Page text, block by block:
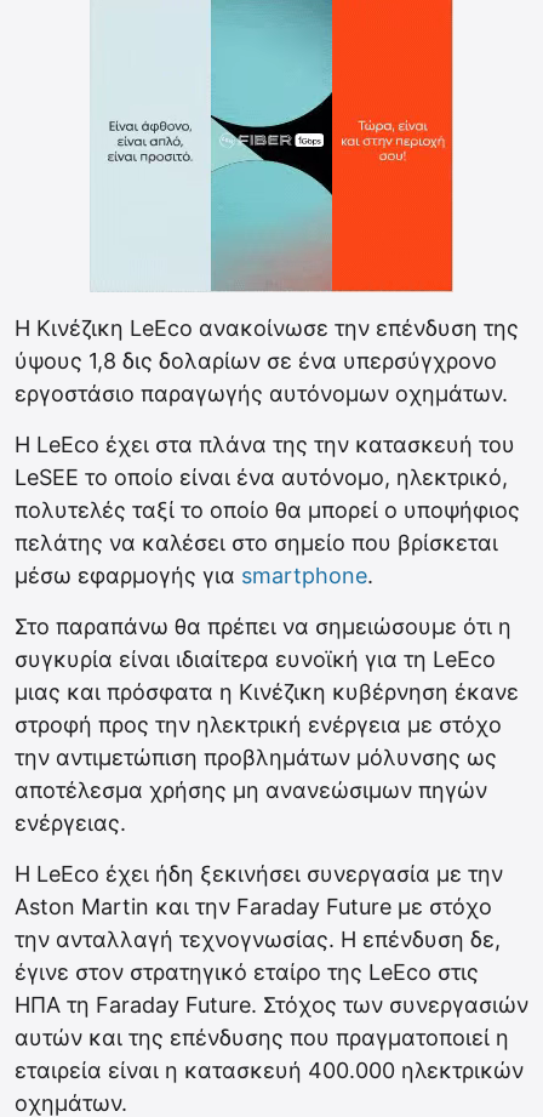
Η Κινέζικη LeEco ανακοίνωσε την επένδυση της
ύψους 1,8 δις δολαρίων σε ένα υπερσύγχρονο
εργοστάσιο παραγωγής αυτόνομων οχημάτων.
Η LeEco έχει στα πλάνα της την κατασκευή του
LeSEE το οποίο είναι ένα αυτόνομο, ηλεκτρικό,
πολυτελές ταξί το οποίο θα μπορεί ο υποψήφιος
πελάτης να καλέσει στο σημείο που βρίσκεται
μέσω εφαρμογής για smartphone.
Στο παραπάνω θα πρέπει να σημειώσουμε ότι η
συγκυρία είναι ιδιαίτερα ευνοϊκή για τη LeEco
μιας και πρόσφατα η Κινέζικη κυβέρνηση έκανε
στροφή προς την ηλεκτρική ενέργεια με στόχο
την αντιμετώπιση προβλημάτων μόλυνσης ως
αποτέλεσμα χρήσης μη ανανεώσιμων πηγών
ενέργειας.
H LeEco έχει ήδη ξεκινήσει συνεργασία με την
Aston Martin και την Faraday Future με στόχο
την ανταλλαγή τεχνογνωσίας. Η επένδυση δε,
έγινε στον στρατηγικό εταίρο της LeEco στις
ΗΠΑ τη Faraday Future. Στόχος των συνεργασιών
αυτών και της επένδυσης που πραγματοποιεί η
εταιρεία είναι η κατασκευή 400.000 ηλεκτρικών
οχημάτων.